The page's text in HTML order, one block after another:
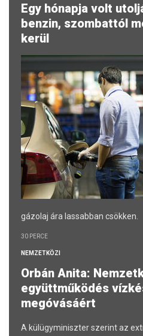
Egy hónapja volt
benzin, szombattól
kerül
gázolaj ára lassabban csökken.
30 PERCE
NEMZETKÖZI
Orbán Anita:
együttműködés
megóvásáért
A külügyminiszter szerint az